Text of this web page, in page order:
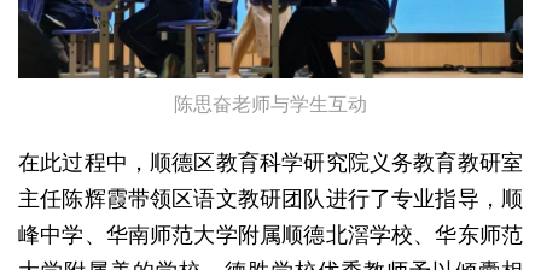
陈思奋老师与学生互动
在此过程中，顺德区教育科学研究院义务教育教研室
主任陈辉霞带领区语文教研团队进行了专业指导，顺
峰中学、华南师范大学附属顺德北滘学校、华东师范